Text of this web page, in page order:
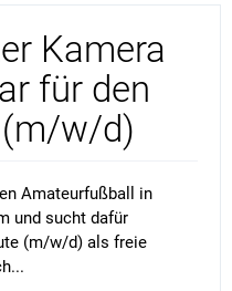
Kamera
für den
w/d)
Amateurfußball in
und sucht dafür
(m/w/d) als freie